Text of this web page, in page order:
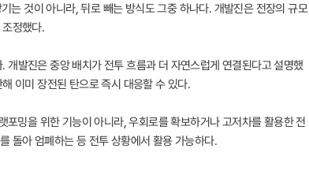
는 것이 아니라, 뒤로 빼는 방식도 그중 하나다. 개발진은 전장의 규모
정했다.
발진은 중앙 배치가 전투 흐름과 더 자연스럽게 연결된다고 설명했
이미 장전된 탄으로 즉시 대응할 수 있다.
밍을 위한 기능이 아니라, 우회로를 확보하거나 고저차를 활용한 전
돌아 엄폐하는 등 전투 상황에서 활용 가능하다.